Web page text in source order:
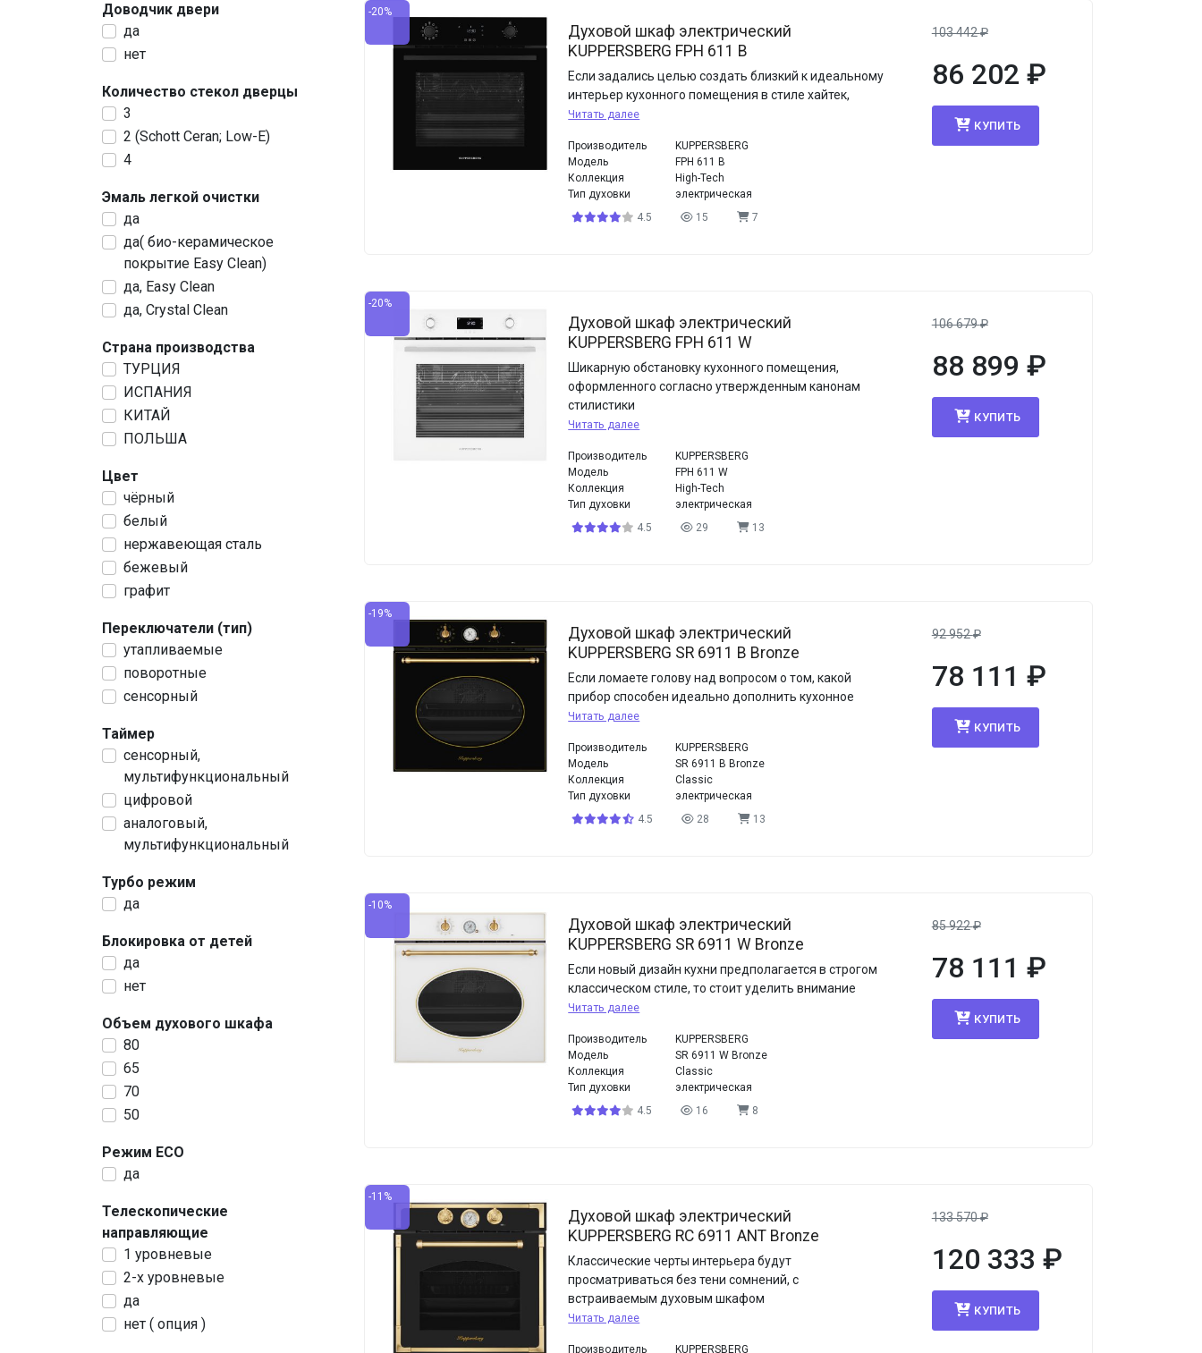
Доводчик двери
да
нет
Количество стекол дверцы
3
2 (Schott Ceran; Low-E)
4
Эмаль легкой очистки
да
да( био-керамическое
покрытие Easy Clean)
да, Easy Clean
да, Crystal Clean
Страна производства
ТУРЦИЯ
ИСПАНИЯ
КИТАЙ
ПОЛЬША
Цвет
чёрный
белый
нержавеющая сталь
бежевый
графит
Переключатели (тип)
утапливаемые
поворотные
сенсорный
Таймер
сенсорный,
мультифункциональный
цифровой
аналоговый,
мультифункциональный
Турбо режим
да
Блокировка от детей
да
нет
Объем духового шкафа
80
65
70
50
Режим ECO
да
Телескопические
направляющие
1 уровневые
2-х уровневые
да
нет ( опция )
-20%
Духовой шкаф электрический
KUPPERSBERG FPH 611 B
Если задались целью создать близкий к идеальному
интерьер кухонного помещения в стиле хайтек,
Читать далее
Производитель
KUPPERSBERG
Модель
FPH 611 B
Коллекция
High-Tech
Тип духовки
электрическая
4.5
15 7
103 442₽
86 202 ₽
КУПИТЬ
-20%
Духовой шкаф электрический
KUPPERSBERG FPH 611 W
Шикарную обстановку кухонного помещения,
оформленного согласно утвержденным канонам
стилистики
Читать далее
Производитель
KUPPERSBERG
Модель
FPH 611 W
Коллекция
High-Tech
Тип духовки
электрическая
4.5
29 13
106 679₽
88 899 ₽
КУПИТЬ
-19%
Духовой шкаф электрический
KUPPERSBERG SR 6911 B Bronze
Если ломаете голову над вопросом о том, какой
прибор способен идеально дополнить кухонное
Читать далее
Производитель
KUPPERSBERG
Модель
SR 6911 B Bronze
Коллекция
Classic
Тип духовки
электрическая
4.5
28 13
92 952₽
78 111 ₽
КУПИТЬ
-10%
Духовой шкаф электрический
KUPPERSBERG SR 6911 W Bronze
Если новый дизайн кухни предполагается в строгом
классическом стиле, то стоит уделить внимание
Читать далее
Производитель
KUPPERSBERG
Модель
SR 6911 W Bronze
Коллекция
Classic
Тип духовки
электрическая
4.5
16 8
85 922₽
78 111 ₽
КУПИТЬ
-11%
Духовой шкаф электрический
KUPPERSBERG RC 6911 ANT Bronze
Классические черты интерьера будут
просматриваться без тени сомнений, с
встраиваемым духовым шкафом
Читать далее
Производитель KUPPERSBERG
133 570₽
120 333 ₽
КУПИТЬ